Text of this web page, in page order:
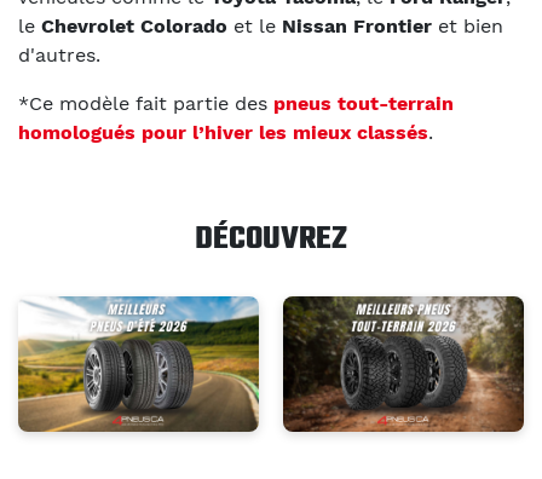
le Chevrolet Colorado et le Nissan Frontier et bien
d'autres.
*Ce modèle fait partie des pneus tout-terrain
homologués pour l’hiver les mieux classés.
DÉCOUVREZ